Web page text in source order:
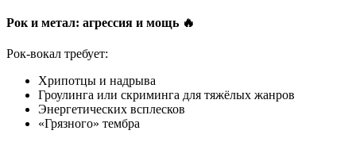
Рок и метал: агрессия и мощь 🔥
Рок-вокал требует:
Хрипотцы и надрыва
Гроулинга или скриминга для тяжёлых жанров
Энергетических всплесков
«Грязного» тембра